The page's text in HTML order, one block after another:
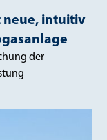
neue, intuitiv
der